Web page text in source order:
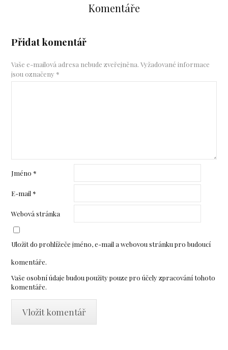
Komentáře
Přidat komentář
Vaše e-mailová adresa nebude zveřejněna. Vyžadované informace
jsou označeny *
Jméno*
E-mail*
Webová stránka
Uložit do prohlížeče jméno, e-mail a webovou stránku pro budoucí
komentáře.
Vaše osobní údaje budou použity pouze pro účely zpracování tohoto
komentáře.